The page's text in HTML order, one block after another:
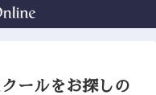
ールをお探しの